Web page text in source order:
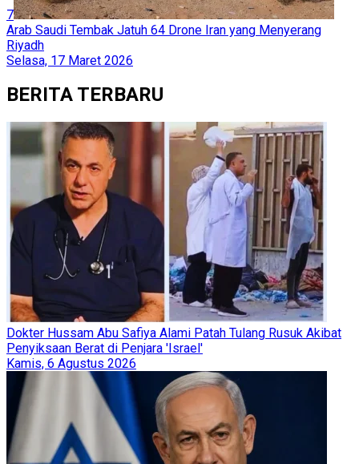
3
Jutaan Warga Yaman Turun ke Jalan Dukung Eskalasi Militer,
Arab Saudi Bentuk Koalisi Maritim Laut Merah
Sabtu, 1 Agustus 2026
AS Godok Rencana Kampanye Militer Dua Pekan Hantam Iran,
Pangkalan Militer Yordania Jadi Pemicu Eskalasi
Kamis, 30 Juli 2026